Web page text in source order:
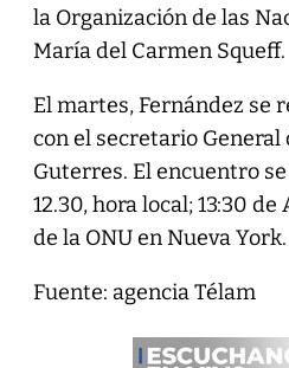
la Organización de las
María del Carmen Squeff.
El martes, Fernández se
con el secretario General
Guterres. El encuentro
12.30, hora local; 13:30
de la ONU en Nueva York.
Fuente: agencia Télam